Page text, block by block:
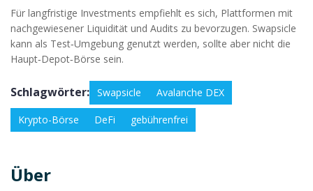
Für langfristige Investments empfiehlt es sich, Plattformen mit
nachgewiesener Liquidität und Audits zu bevorzugen. Swapsicle
kann als Test‑Umgebung genutzt werden, sollte aber nicht die
Haupt‑Depot‑Börse sein.
Schlagwörter: Swapsicle Avalanche DEX
Krypto-Börse DeFi gebührenfrei
Über